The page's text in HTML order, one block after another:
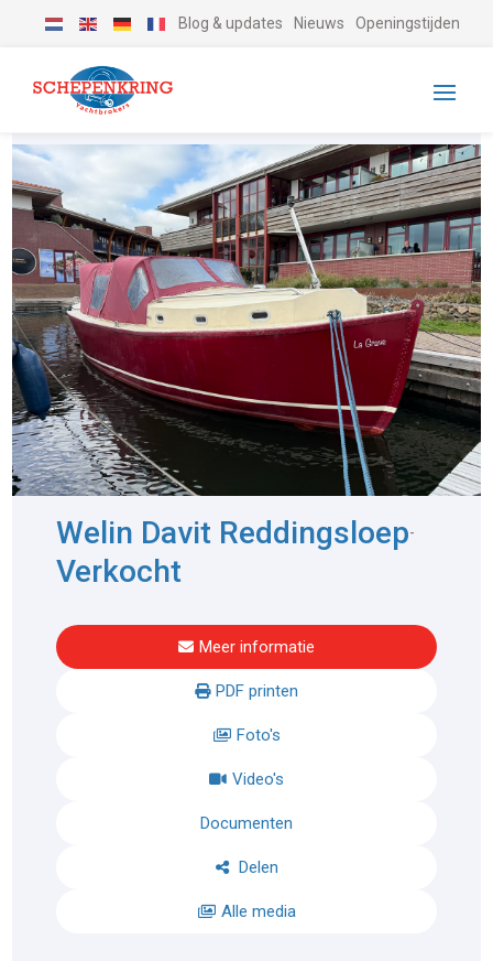
Blog & updates Nieuws Openingstijden
Welin Davit Reddingsloep-
Verkocht
Meer informatie
PDF printen
Foto's
Video's
Documenten
Delen
Alle media